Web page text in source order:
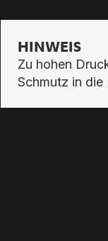
HINWEIS
Zu hohen
Schmutz in die